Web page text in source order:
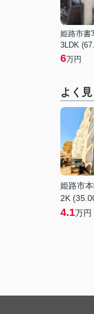
姫路市書
3LDK
6万円
よく
姫路市
2K
4.1万円